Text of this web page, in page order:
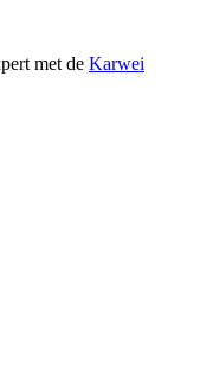
met de Karwei